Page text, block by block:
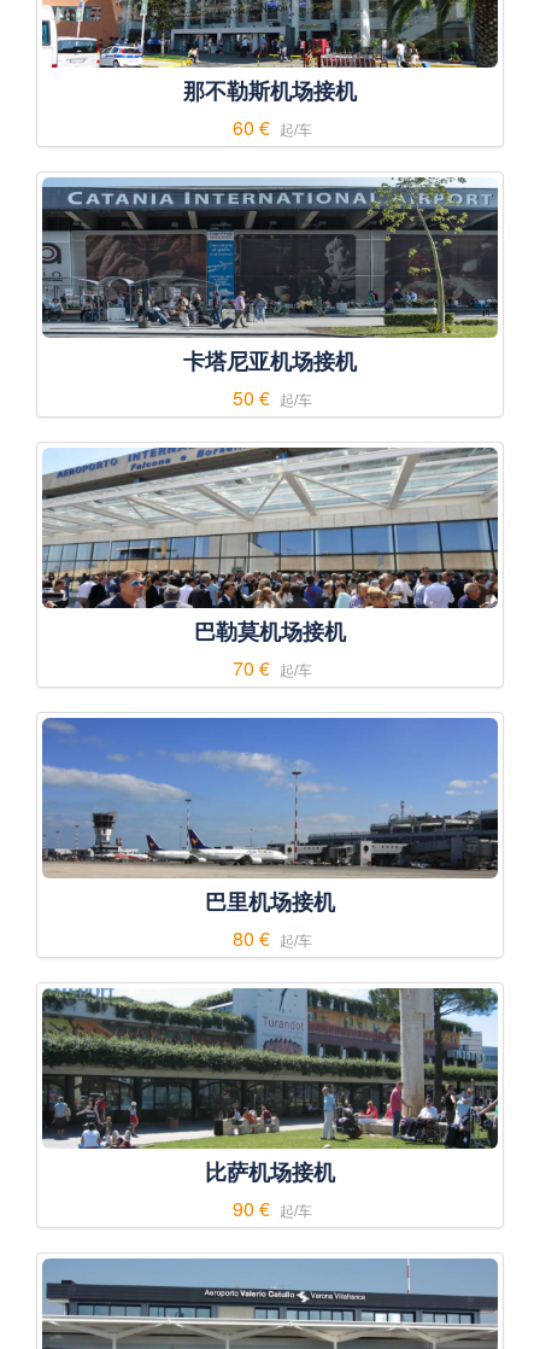
那不勒斯机场接机
60 € 起/车
卡塔尼亚机场接机
50 € 起/车
巴勒莫机场接机
70 € 起/车
巴里机场接机
80 € 起/车
比萨机场接机
90 € 起/车